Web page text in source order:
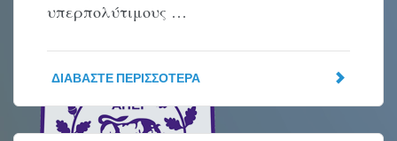
υπερπολύτιμους …
ΔΙΑΒΆΣΤΕ ΠΕΡΙΣΣΌΤΕΡΑ